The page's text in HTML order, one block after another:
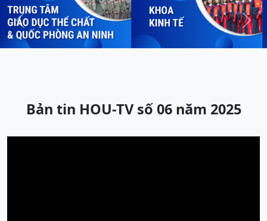
Previous Next
Bản tin HOU-TV số 06 năm 2025